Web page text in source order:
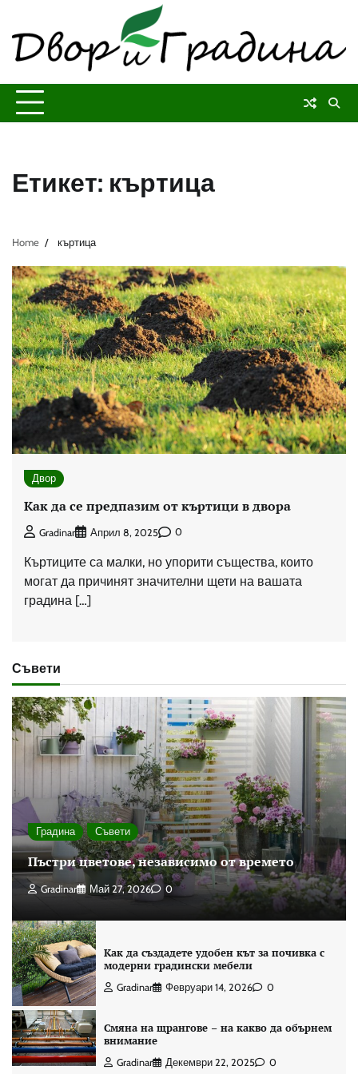
content
Етикет: къртица
Home къртица
Двор
Как да се предпазим от къртици в двора
Gradinar Април 8, 2025 0
Къртиците са малки, но упорити същества, които
могат да причинят значителни щети на вашата
градина […]
Съвети
Градина Съвети
Пъстри цветове, независимо от времето
Gradinar Май 27, 2026 0
Как да създадете удобен кът за почивка с
модерни градински мебели
Gradinar Февруари 14, 2026 0
Смяна на щрангове – на какво да обърнем
внимание
Gradinar Декември 22, 2025 0